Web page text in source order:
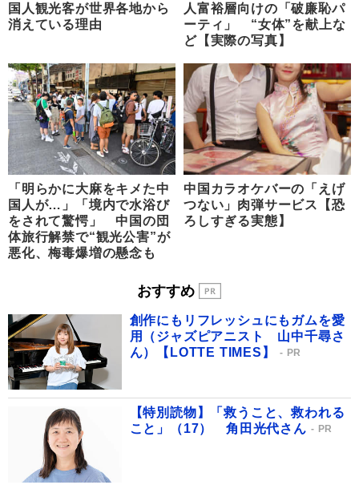
国人観光客が世界各地から
消えている理由
人富裕層向けの「破廉恥パ
ーティ」 “女体”を献上な
ど【実際の写真】
「明らかに大麻をキメた中
国人が…」「境内で水浴び
をされて驚愕」 中国の団
体旅行解禁で“観光公害”が
悪化、梅毒爆増の懸念も
中国カラオケバーの「えげ
つない」肉弾サービス【恐
ろしすぎる実態】
おすすめ
創作にもリフレッシュにもガムを愛
用（ジャズピアニスト 山中千尋さ
ん）【LOTTE TIMES】
PR
【特別読物】「救うこと、救われる
こと」（17） 角田光代さん
PR